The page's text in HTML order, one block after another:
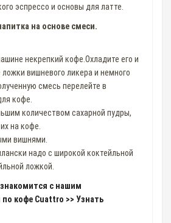
эспрессо и основы для латте.
на основе смеси.
некрепкий кофе.Охладите его и
вишневого ликера и немного
смесь перелейте в
кофе.
количеством сахарной пудры,
на кофе.
вишнями.
надо с широкой коктейльной
ложкой.
с нашим
кофе Cuattro >> Узнать